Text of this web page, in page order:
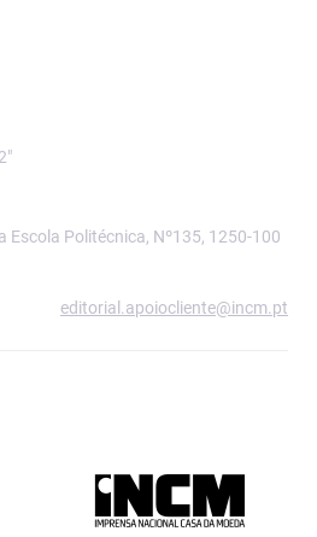
Escola Politécnica, Nº135, 1250-100
editorial.apoiocliente@incm.pt